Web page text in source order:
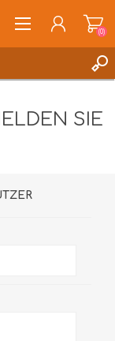
(0)
SIE